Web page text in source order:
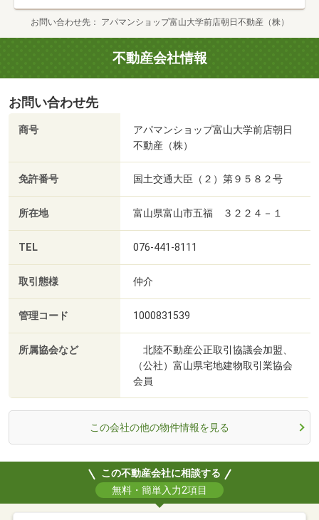
お問い合わせ先 アパマンショップ富山大学前店朝日不動産（株）
不動産会社情報
お問い合わせ先
商号
アパマンショップ富山大学前店朝日
不動産（株）
免許番号 国土交通大臣（２）第９５８２号
所在地 富山県富山市五福 ３２２４－１
TEL 076-441-8111
取引態様 仲介
管理コード 1000831539
所属協会など
北陸不動産公正取引協議会加盟、
（公社）富山県宅地建物取引業協会
会員
この会社の他の物件情報を見る
この不動産会社に相談する
無料・簡単入力2項目